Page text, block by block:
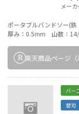
メー
ポータブルバンドソー(
厚み：0.5mm 山数：
楽天商品ページ
バー
替刃